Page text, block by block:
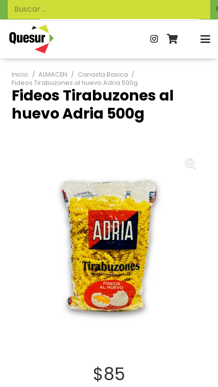
de
productos
Buscar:
Inicio / ALMACEN / Canasta Basica /
Fideos Tirabuzones al huevo Adria 500g
Fideos Tirabuzones al
huevo Adria 500g
$85